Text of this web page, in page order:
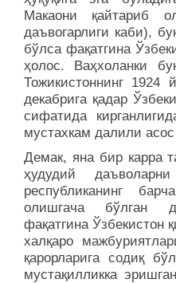
Макаони қайтариб
даъвогарлиги каби),
бўлса фақатгина
ҳолос. Ваҳхоланки
Тожикистоннинг 1924
декабрига қадар
сифатида
мустахкам далили
Демак, яна бир карра
ҳудудий
республиканинг
олишгача бўлган
фақатгина Ўзбекистон
халқаро
қарорларига содиқ
мустақилликка